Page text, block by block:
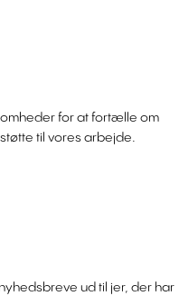
for at fortælle om
til vores arbejde.
ud til jer, der har